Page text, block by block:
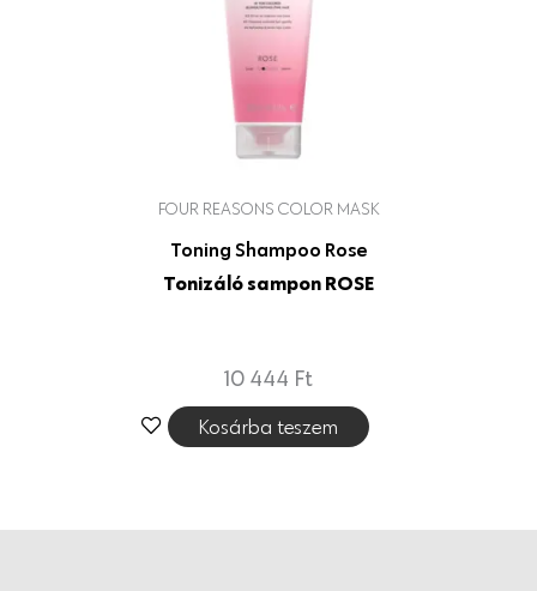
FOUR REASONS COLOR MASK
Toning Shampoo Rose
Tonizáló sampon ROSE
10 444 Ft
Kosárba teszem